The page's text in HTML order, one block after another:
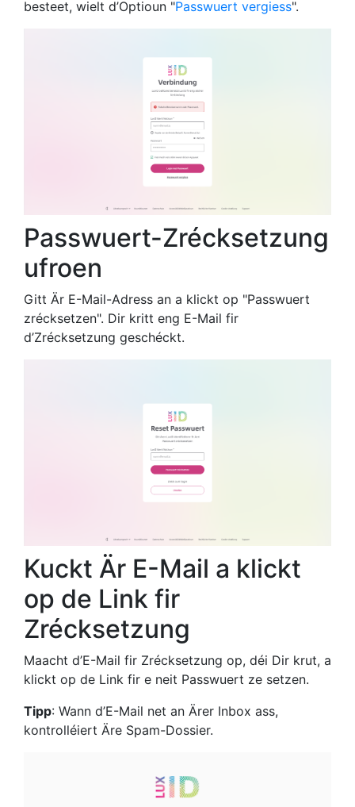
besteet, wielt d’Optioun "Passwuert vergiess".
Passwuert-Zrécksetzung
ufroen
Gitt Är E-Mail-Adress an a klickt op "Passwuert
zrécksetzen". Dir kritt eng E-Mail fir
d’Zrécksetzung geschéckt.
Kuckt Är E-Mail a klickt
op de Link fir
Zrécksetzung
Maacht d’E-Mail fir Zrécksetzung op, déi Dir krut, a
klickt op de Link fir e neit Passwuert ze setzen.
Tipp: Wann d’E-Mail net an Ärer Inbox ass,
kontrolléiert Äre Spam-Dossier.
Cookies aus éischter Hand